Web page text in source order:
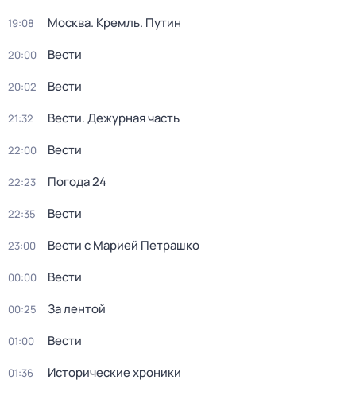
19:08 Москва. Кремль. Путин
20:00 Вести
20:02 Вести
21:32 Вести. Дежурная часть
22:00 Вести
22:23 Погода 24
22:35 Вести
23:00 Вести с Марией Петрашко
00:00 Вести
00:25 За лентой
01:00 Вести
01:36 Исторические хроники